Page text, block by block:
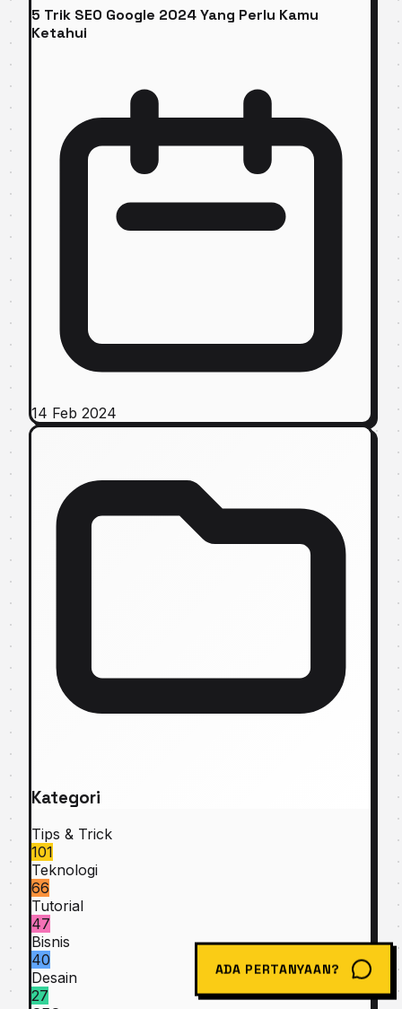
5 Trik SEO Google 2024 Yang Perlu Kamu
Ketahui
14 Feb 2024
Kategori
Tips & Trick
101
Teknologi
66
Tutorial
47
Bisnis
40
Desain
27
ADA PERTANYAAN?